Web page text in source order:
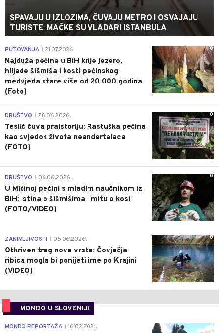
SPAVAJU U IZLOZIMA, ČUVAJU METRO I OSVAJAJU
TURISTE: MAČKE SU VLADARI ISTANBULA
0
PUTOVANJA 21.07.2026.
Najduža pećina u BiH krije jezero,
hiljade šišmiša i kosti pećinskog
medvjeda stare više od 20.000 godina
(Foto)
0
DRUŠTVO 28.06.2026.
Teslić čuva praistoriju: Rastuška pećina
kao svjedok života neandertalaca
(FOTO)
0
DRUŠTVO 06.06.2026.
U Mićinoj pećini s mladim naučnikom iz
BiH: Istina o šišmišima i mitu o kosi
(FOTO/VIDEO)
0
ZANIMLJIVOSTI 05.06.2026.
Otkriven trag nove vrste: Čovječja
ribica mogla bi ponijeti ime po Krajini
(VIDEO)
MONDO U SLOVENIJI
4
MONDO REPORTAŽA 16.02.2021.